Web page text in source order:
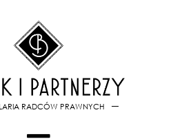
RADCÓW PRAWNYCH